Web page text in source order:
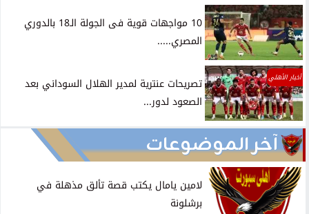
10 مواجهات قوية فى الجولة الـ18 بالدوري
المصري.....
أخبار الأهلي
تصريحات عنترية لمدير الهلال السوداني بعد
الصعود لدور...
آخر الموضوعات
لامين يامال يكتب قصة تألق مذهلة في
برشلونة